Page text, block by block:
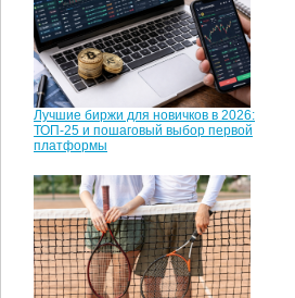
Лучшие биржи для новичков в 2026:
ТОП-25 и пошаговый выбор первой
платформы